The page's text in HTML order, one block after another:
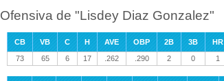
Ofensiva de "Lisdey Diaz Gonzalez"
CB VB C H AVE OBP 2B 3B HR
73
65 6 17 .262 .290 2 0 1